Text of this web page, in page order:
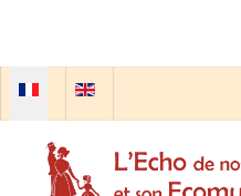
Sélectionnez votre langue